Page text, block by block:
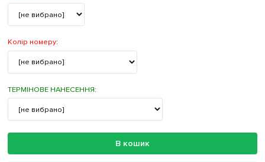
Колір номеру:
ТЕРМІНОВЕ НАНЕСЕННЯ:
В кошик